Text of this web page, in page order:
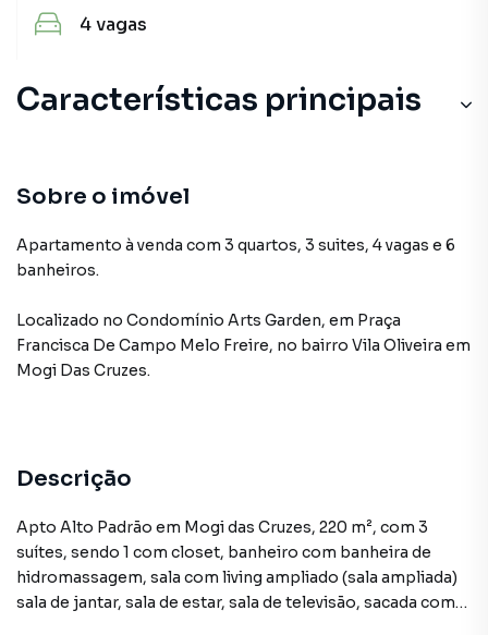
4vagas
Características principais
Sobre o imóvel
Apartamento à venda com 3 quartos, 3 suites, 4 vagas e 6
banheiros.
Localizado no Condomínio Arts Garden, em Praça
Francisca De Campo Melo Freire, no bairro Vila Oliveira em
Mogi Das Cruzes.
Descrição
Apto Alto Padrão em Mogi das Cruzes, 220 m², com 3
suítes, sendo 1 com closet, banheiro com banheira de
hidromassagem, sala com living ampliado (sala ampliada)
sala de jantar, sala de estar, sala de televisão, sacada com